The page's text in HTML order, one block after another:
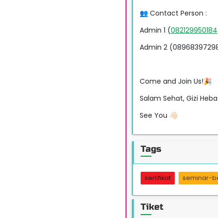
👥 Contact Person :
Admin 1 (082129950184
Admin 2
Come and Join Us!🎉
Salam Sehat, Gizi
See You 👋🏻
Tags
sertifikat seminar-
Tiket